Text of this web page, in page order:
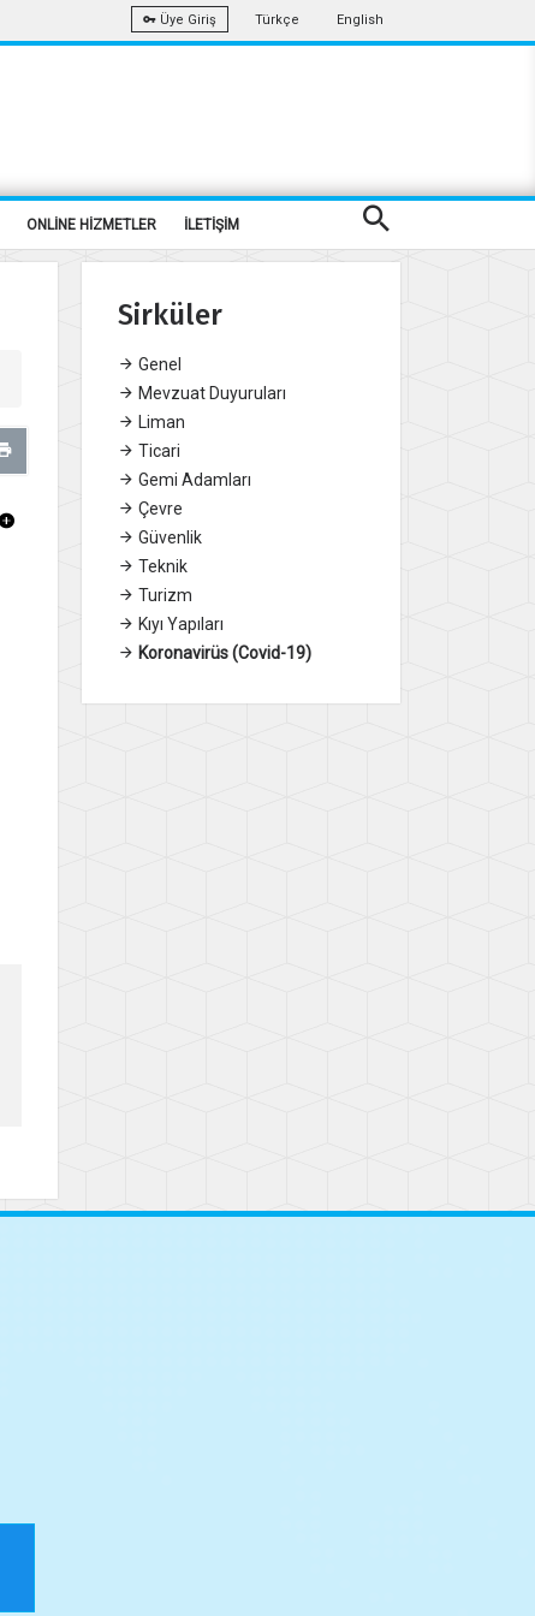
Üye Giriş Türkçe English
ONLİNE HİZMETLER İLETİŞİM
Sirküler
Genel
Mevzuat Duyuruları
Liman
Ticari
Gemi Adamları
Çevre
Güvenlik
Teknik
Turizm
Kıyı Yapıları
Koronavirüs (Covid-19)